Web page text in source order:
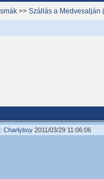
>> Szállás a Medvesalján
Charlyboy 2011/03/29 11:06:06